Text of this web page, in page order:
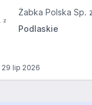
Żabka Polska Sp.
Podlaskie
29 lip 2026